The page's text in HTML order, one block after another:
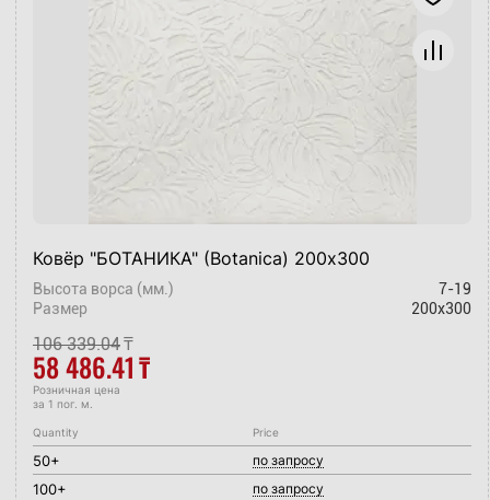
Ковёр "БОТАНИКА" (Botanica) 200х300
Высота ворса (мм.)
7-19
Размер
200x300
106 339.04₸
58 486.41₸
Розничная цена
за 1 пог. м.
Quantity
50+
100+
Price
по запросу
по запросу